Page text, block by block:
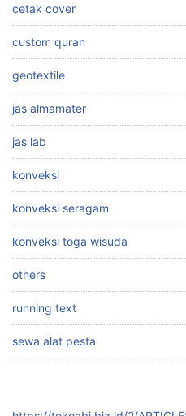
cetak cover
custom quran
geotextile
jas almamater
jas lab
konveksi
konveksi seragam
konveksi toga wisuda
others
running text
sewa alat pesta